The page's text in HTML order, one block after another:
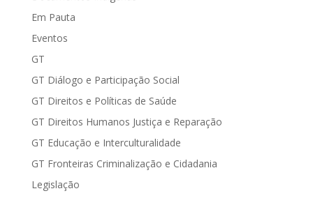
Em Pauta
Eventos
GT
GT Diálogo e Participação Social
GT Direitos e Políticas de Saúde
GT Direitos Humanos Justiça e Reparação
GT Educação e Interculturalidade
GT Fronteiras Criminalização e Cidadania
Legislação